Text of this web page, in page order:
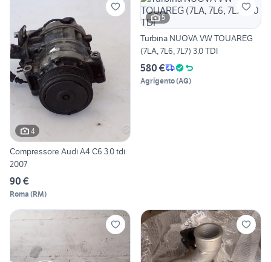
4
Compressore Audi A4 C6 3.0 tdi
2007
90 €
Roma (RM)
5
Turbina NUOVA VW TOUAREG
(7LA, 7L6, 7L7) 3.0 TDI
580 €
Agrigento(AG)